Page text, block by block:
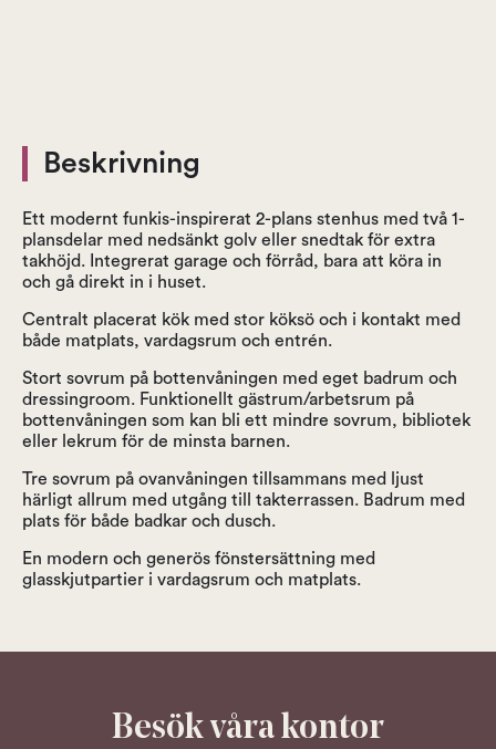
Beskrivning
Ett modernt funkis-inspirerat 2-plans stenhus med två 1-
plansdelar med nedsänkt golv eller snedtak för extra
takhöjd. Integrerat garage och förråd, bara att köra in
och gå direkt in i huset.
Centralt placerat kök med stor köksö och i kontakt med
både matplats, vardagsrum och entrén.
Stort sovrum på bottenvåningen med eget badrum och
dressingroom. Funktionellt gästrum/arbetsrum på
bottenvåningen som kan bli ett mindre sovrum, bibliotek
eller lekrum för de minsta barnen.
Tre sovrum på ovanvåningen tillsammans med ljust
härligt allrum med utgång till takterrassen. Badrum med
plats för både badkar och dusch.
En modern och generös fönstersättning med
glasskjutpartier i vardagsrum och matplats.
Besök våra kontor